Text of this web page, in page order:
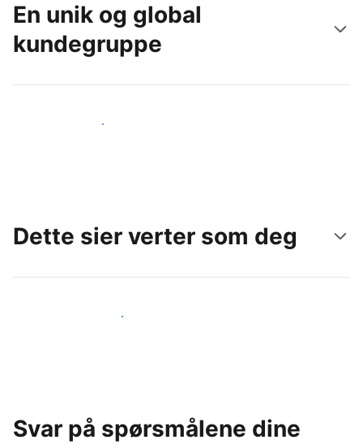
En unik og global
kundegruppe
Nå ut til nye gjester i dag
Dette sier verter som deg
Gjør som andre verter som deg
Svar på spørsmålene dine